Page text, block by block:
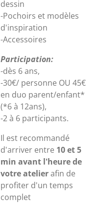
dessin
-Pochoirs et modèles
d'inspiration
-Accessoires
Participation:
-dès 6 ans,
-30€/ personne OU 45€
en duo parent/enfant*
(*6 à 12ans),
-2 à 6 participants.
Il est recommandé
d'arriver entre 10 et 5
min avant l'heure de
votre atelierafin de
profiter d'un temps
complet